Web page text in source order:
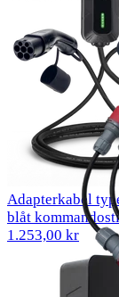
Adapterkabel
blåt
1.253,00 kr